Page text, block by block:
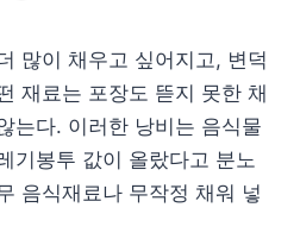
많이 채우고 싶어지고, 변덕
재료는 포장도 뜯지 못한 채
는다. 이러한 낭비는 음식물
기봉투 값이 올랐다고 분노
음식재료나 무작정 채워 넣